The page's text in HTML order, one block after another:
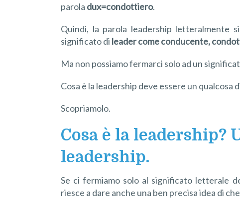
parola dux=condottiero.
Quindi, la parola leadership letteralmente
significato di leader come conducente,
Ma non possiamo fermarci solo ad un
Cosa è la leadership deve essere un qualcosa
Scopriamolo.
Cosa è la leadership?
leadership.
Se ci fermiamo solo al significato letterale
riesce a dare anche una ben precisa idea di